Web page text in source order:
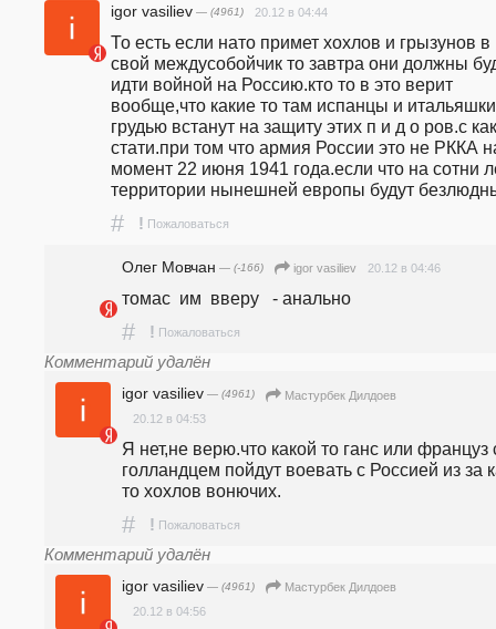
igor vasiliev — (4961) 20.12 в 04:44
То есть если нато примет хохлов и грызунов в
свой междусобойчик то завтра они должны
идти войной на Россию.кто то в это верит
вообще,что какие то там испанцы и итальяшки
грудью встанут на защиту этих п и д о ров.с
стати.при том что армия России это не РККА
момент 22 июня 1941 года.если что на сотни
территории нынешней европы будут
# ! Пожаловаться
Олег Мовчан — (-166) igor vasiliev 20.12 в 04:46
томас  им  вверу   - анально
# ! Пожаловаться
Комментарий удалён
igor vasiliev — (4961)
Мастурбек Дилдоев
20.12 в 04:53
Я нет,не верю.что какой то ганс или француз
голландцем пойдут воевать с Россией из за
то хохлов вонючих.
# ! Пожаловаться
Комментарий удалён
igor vasiliev — (4961)
Мастурбек Дилдоев
20.12 в 04:56